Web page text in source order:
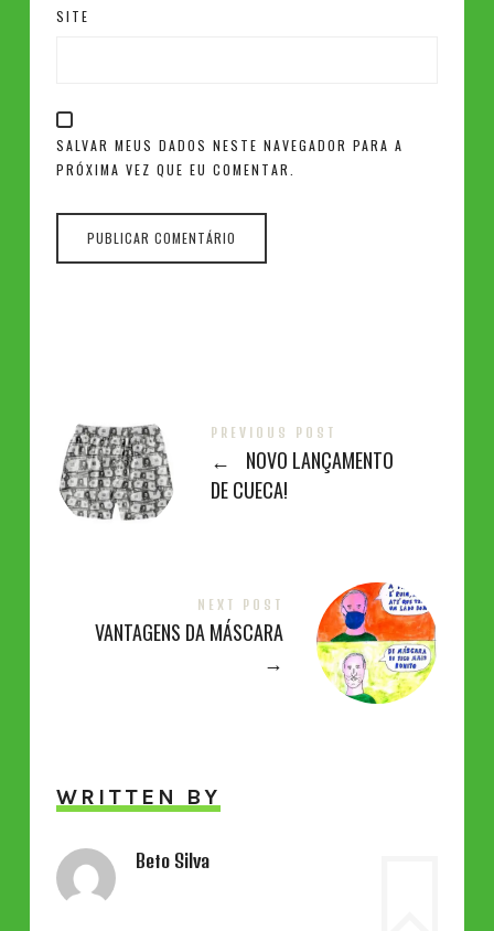
SITE
SALVAR MEUS DADOS NESTE NAVEGADOR PARA A
PRÓXIMA VEZ QUE EU COMENTAR.
PREVIOUS POST
←
NOVO LANÇAMENTO
DE CUECA!
NEXT POST
VANTAGENS DA MÁSCARA
→
WRITTEN BY
Beto Silva